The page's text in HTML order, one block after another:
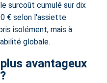
surcoût cumulé sur dix
€ selon l'assiette
isolément, mais à
globale.
avantageux